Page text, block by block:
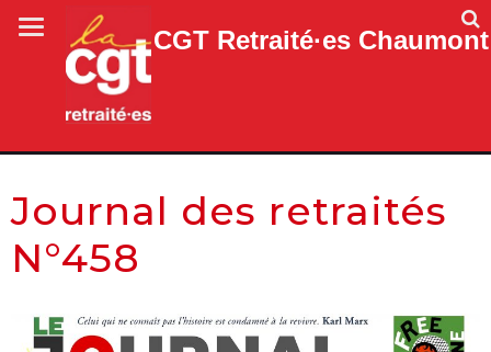
CGT Retraité·es Chaumont
Journal des retraités
N°458